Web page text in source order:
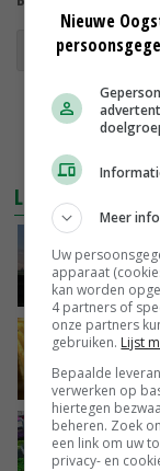
export
LEES OOK
07-
04-
Nieuwe
Meer
Uw
apparaat
kan worden
4 partners of
onze partners
gebruiken. Lijst
Bepaalde
verwerken op
hiertegen
beheren. Zoek
een link om uw
privacy- en